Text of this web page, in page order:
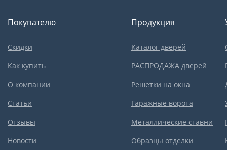
Покупателю
Скидки
Как купить
О компании
Статьи
Отзывы
Новости
Продукция
Каталог дверей
РАСПРОДАЖА дверей
Решетки на окна
Гаражные ворота
Металлические ставни
Образцы отделки